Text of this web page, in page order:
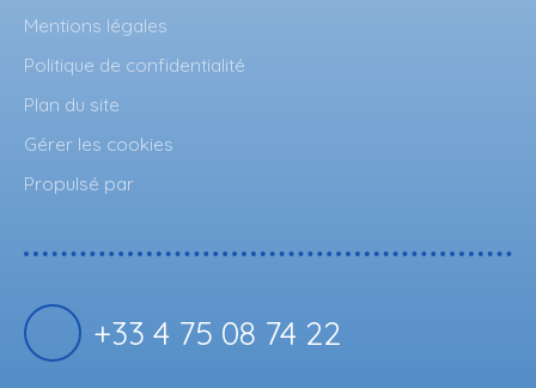
Mentions légales
Politique de confidentialité
Plan du site
Gérer les cookies
Propulsé par
+33 4 75 08 74 22